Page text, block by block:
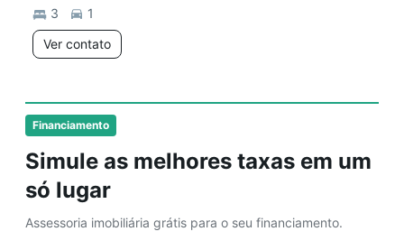
Financiamento
Simule as melhores taxas em um
só lugar
Assessoria imobiliária grátis para o seu financiamento.
3
1
Ver contato